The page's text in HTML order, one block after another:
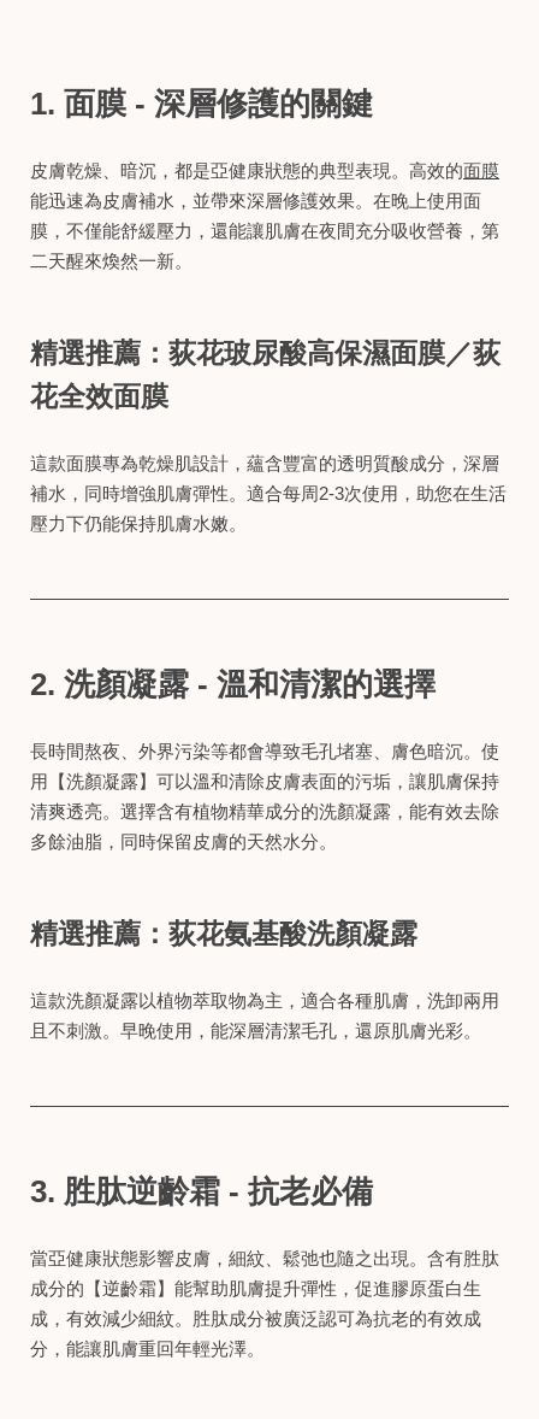
1. 面膜 - 深層修護的關鍵
皮膚乾燥、暗沉，都是亞健康狀態的典型表現。高效的面膜
能迅速為皮膚補水，並帶來深層修護效果。在晚上使用面
膜，不僅能舒緩壓力，還能讓肌膚在夜間充分吸收營養，第
二天醒來煥然一新。
精選推薦： 荻花玻尿酸高保濕面膜／荻
花全效面膜
這款面膜專為乾燥肌設計，蘊含豐富的透明質酸成分，深層
補水，同時增強肌膚彈性。適合每周2-3次使用，助您在生活
壓力下仍能保持肌膚水嫩。
2. 洗顏凝露 - 溫和清潔的選擇
長時間熬夜、外界污染等都會導致毛孔堵塞、膚色暗沉。使
用【洗顏凝露】可以溫和清除皮膚表面的污垢，讓肌膚保持
清爽透亮。選擇含有植物精華成分的洗顏凝露，能有效去除
多餘油脂，同時保留皮膚的天然水分。
精選推薦： 荻花氨基酸洗顏凝露
這款洗顏凝露以植物萃取物為主，適合各種肌膚，洗卸兩用
且不刺激。早晚使用，能深層清潔毛孔，還原肌膚光彩。
3. 胜肽逆齡霜 - 抗老必備
當亞健康狀態影響皮膚，細紋、鬆弛也隨之出現。含有胜肽
成分的【逆齡霜】能幫助肌膚提升彈性，促進膠原蛋白生
成，有效減少細紋。胜肽成分被廣泛認可為抗老的有效成
分，能讓肌膚重回年輕光澤。